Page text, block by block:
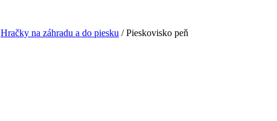
Hračky na záhradu a do piesku / Pieskovisko peň